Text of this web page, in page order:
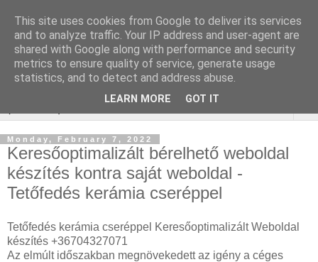
Online Marketing
gurtnicsere
Monday, February 7, 2022
Keresőoptimalizált bérelhető weboldal
készítés kontra saját weboldal -
Tetőfedés kerámia cseréppel
Tetőfedés kerámia cseréppel Keresőoptimalizált Weboldal
készítés +36704327071
Az elmúlt időszakban megnövekedett az igény a céges
This site uses cookies from Google to deliver its services
and to analyze traffic. Your IP address and user-agent are
shared with Google along with performance and security
metrics to ensure quality of service, generate usage
statistics, and to detect and address abuse.
LEARN MORE GOT IT